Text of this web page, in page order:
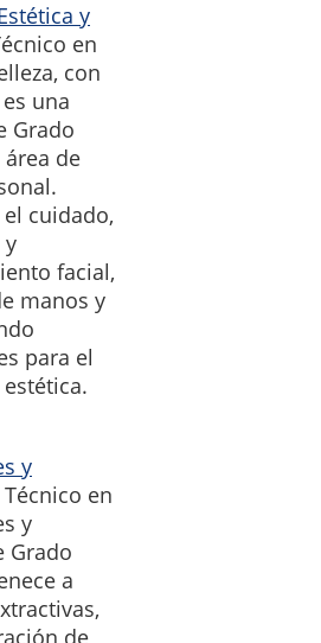
y
en
con
una
Grado
de
cuidado,
y
facial,
manos y
para el
y
Técnico en
y
Grado
a